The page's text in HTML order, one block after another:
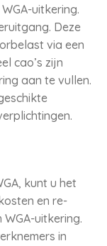
uitkering.
Deze
via een
cao’s zijn
aan te vullen.
kunt u het
en re-
uitkering.
in